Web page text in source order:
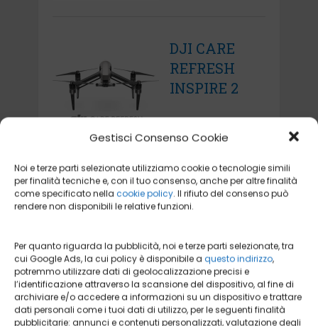
Gestisci Consenso Cookie
Noi e terze parti selezionate utilizziamo cookie o tecnologie simili
per finalità tecniche e, con il tuo consenso, anche per altre finalità
come specificato nella cookie policy. Il rifiuto del consenso può
rendere non disponibili le relative funzioni.
Per quanto riguarda la pubblicità, noi e terze parti selezionate, tra
cui Google Ads, la cui policy è disponibile a questo indirizzo,
potremmo utilizzare dati di geolocalizzazione precisi e
l’identificazione attraverso la scansione del dispositivo, al fine di
archiviare e/o accedere a informazioni su un dispositivo e trattare
dati personali come i tuoi dati di utilizzo, per le seguenti finalità
pubblicitarie: annunci e contenuti personalizzati, valutazione degli
DJI CARE
REFRESH
INSPIRE 2
DJI CARE